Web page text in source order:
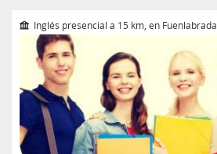
Inglés presencial a 15 km, en Fuenlabrada